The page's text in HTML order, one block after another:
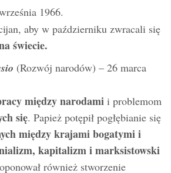
1966.
aby w październiku zwracali się
świecie.
(Rozwój narodów) – 26 marca
między narodami i problemom
się. Papież potępił pogłębianie się
między krajami bogatymi i
kapitalizm i marksistowski
również stworzenie